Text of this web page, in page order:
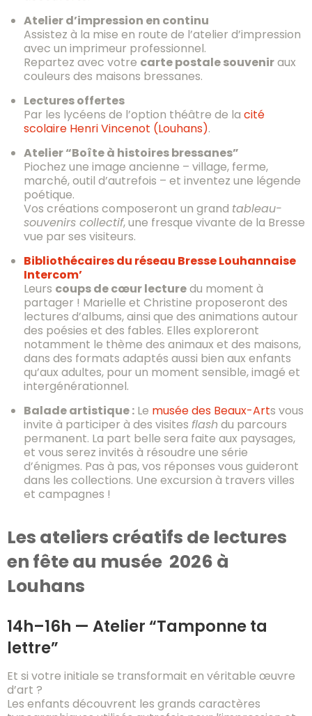
Atelier d’impression en continu
Assistez à la mise en route de l’atelier d’impression
avec un imprimeur professionnel.
Repartez avec votre carte postale souveniraux
couleurs des maisons bressanes.
Lectures offertes
Par les lycéens de l’option théâtre de la cité
scolaire Henri Vincenot (Louhans).
Atelier “Boîte à histoires bressanes”
Piochez une image ancienne – village, ferme,
marché, outil d’autrefois – et inventez une légende
poétique.
Vos créations composeront un grand tableau-
souvenirs collectif, une fresque vivante de la Bresse
vue par ses visiteurs.
Bibliothécaires du réseau Bresse Louhannaise
Intercom’
Leurs coups de cœur lecturedu moment à
partager ! Marielle et Christine proposeront des
lectures d’albums, ainsi que des animations autour
des poésies et des fables. Elles exploreront
notamment le thème des animaux et des maisons,
dans des formats adaptés aussi bien aux enfants
qu’aux adultes, pour un moment sensible, imagé et
intergénérationnel.
Balade artistique : Le musée des Beaux-Arts vous
invite à participer à des visites flash du parcours
permanent. La part belle sera faite aux paysages,
et vous serez invités à résoudre une série
d’énigmes. Pas à pas, vos réponses vous guideront
dans les collections. Une excursion à travers villes
et campagnes !
Les ateliers créatifs de lectures
en fête au musée 2026 à
Louhans
14h–16h — Atelier “Tamponne ta
lettre”
Et si votre initiale se transformait en véritable œuvre
d’art ?
Les enfants découvrent les grands caractères